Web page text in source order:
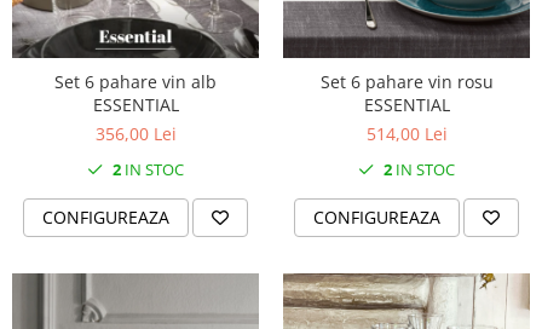
Set 6 pahare vin alb
ESSENTIAL
356,00 Lei
2 IN STOC
CONFIGUREAZA
Set 6 pahare vin rosu
ESSENTIAL
514,00 Lei
2 IN STOC
CONFIGUREAZA